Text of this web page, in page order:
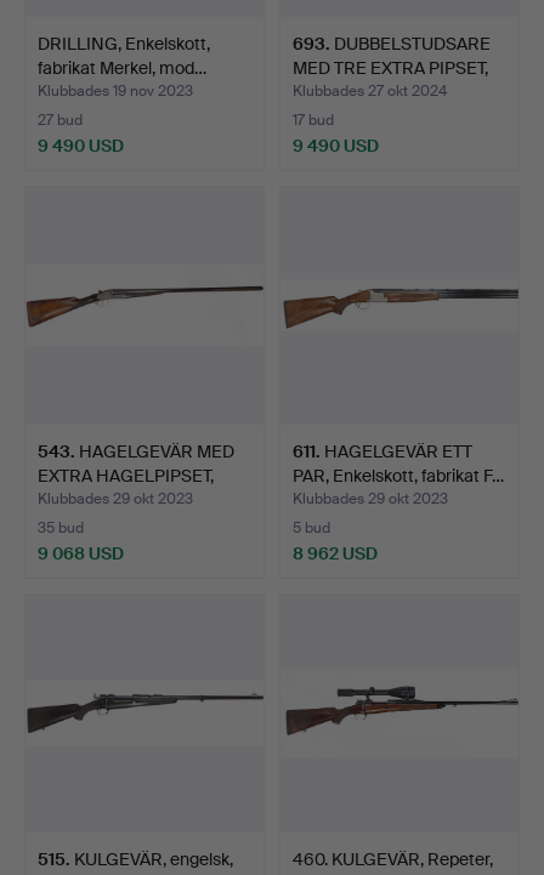
DRILLING, Enkelskott,
fabrikat Merkel, mod…
Klubbades 19 nov 2023
27 bud
9 490 USD
693. DUBBELSTUDSARE
MED TRE EXTRA PIPSET,
enkel…
Klubbades 27 okt 2024
17 bud
9 490 USD
543. HAGELGEVÄR MED
EXTRA HAGELPIPSET,
Enkelsko…
Klubbades 29 okt 2023
35 bud
9 068 USD
611. HAGELGEVÄR ETT
PAR, Enkelskott, fabrikat F…
Klubbades 29 okt 2023
5 bud
8 962 USD
515. KULGEVÄR, engelsk,
460. KULGEVÄR, Repeter,